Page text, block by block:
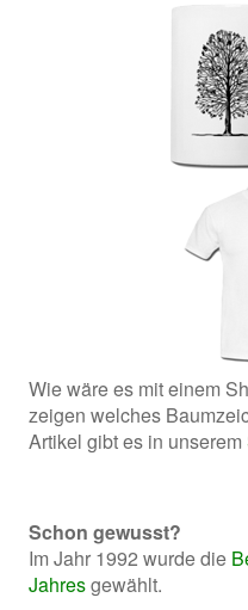
Wie wäre es mit einem
zeigen welches
Artikel gibt es in unserem
Schon gewusst?
Im Jahr 1992 wurde die
Jahresgewählt.